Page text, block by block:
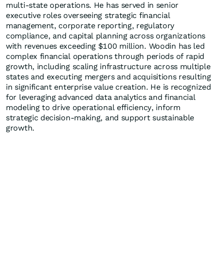
multi-state operations. He has served in senior
executive roles overseeing strategic financial
management, corporate reporting, regulatory
compliance, and capital planning across organizations
with revenues exceeding $100 million. Woodin has led
complex financial operations through periods of rapid
growth, including scaling infrastructure across multiple
states and executing mergers and acquisitions resulting
in significant enterprise value creation. He is recognized
for leveraging advanced data analytics and financial
modeling to drive operational efficiency, inform
strategic decision-making, and support sustainable
growth.